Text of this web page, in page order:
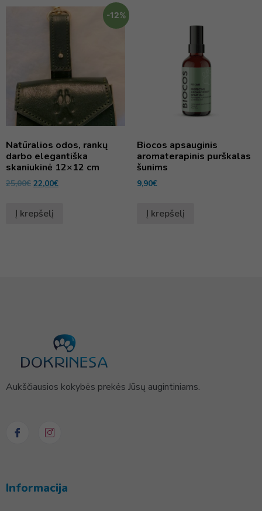
-12%
Natūralios odos, rankų
darbo elegantiška
skaniukinė 12×12 cm
25,00€ 22,00€
Į krepšelį
Biocos apsauginis
aromaterapinis purškalas
šunims
9,90€
Į krepšelį
Aukščiausios kokybės prekės Jūsų augintiniams.
Informacija